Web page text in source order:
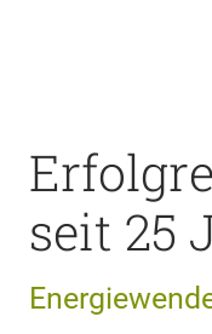
seit 25